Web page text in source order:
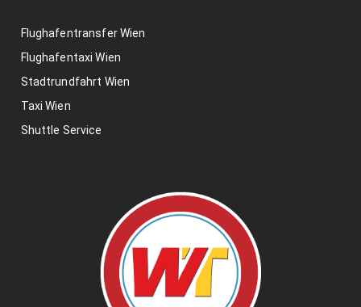
Flughafentransfer Wien
Flughafentaxi Wien
Stadtrundfahrt Wien
Taxi Wien
Shuttle Service